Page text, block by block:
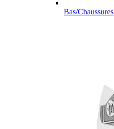
Bas/Chaussures